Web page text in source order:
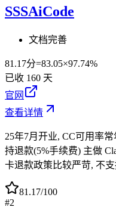
SSSAiCode
文档完善
81.17分=83.05×97.74%
已收 160 天
官网
查看详情
25年7月开业, CC可用率
持退款(5%手续费) 主做
卡退款政策比较严苛, 不
81.17/100
#2